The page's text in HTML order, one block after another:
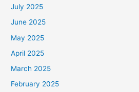
July 2025
June 2025
May 2025
April 2025
March 2025
February 2025